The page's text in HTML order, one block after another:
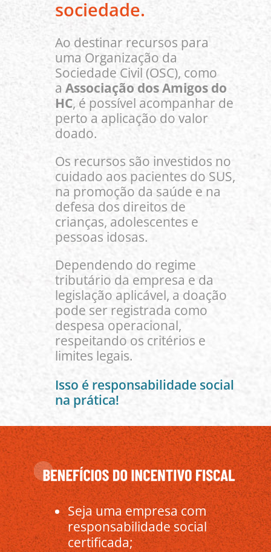
sociedade.
Ao destinar recursos para
uma Organização da
Sociedade Civil (OSC), como
a Associação dos Amigos do
HC, é possível acompanhar de
perto a aplicação do valor
doado.
Os recursos são investidos no
cuidado aos pacientes do SUS,
na promoção da saúde e na
defesa dos direitos de
crianças, adolescentes e
pessoas idosas.
Dependendo do regime
tributário da empresa e da
legislação aplicável, a doação
pode ser registrada como
despesa operacional,
respeitando os critérios e
limites legais.
Isso é responsabilidade social
na prática!
Seja uma empresa com
responsabilidade social
certificada;